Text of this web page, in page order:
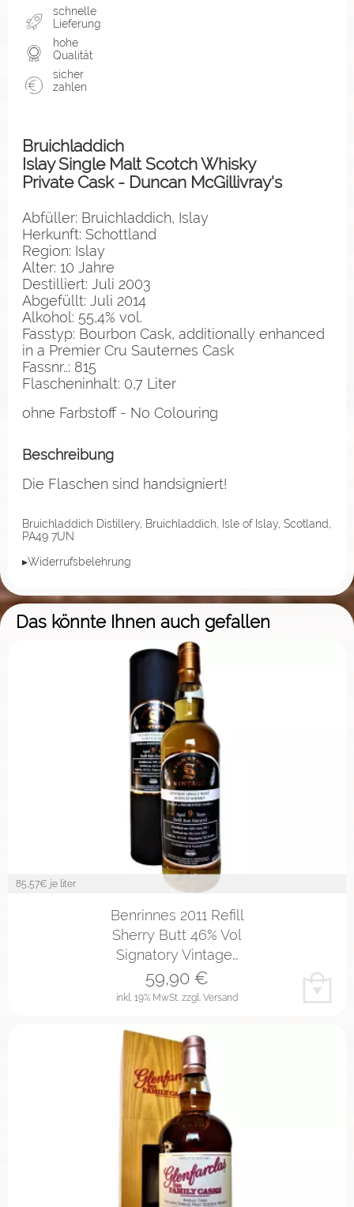
schnelle
Lieferung
hohe
Qualität
sicher
zahlen
Bruichladdich
Islay Single Malt Scotch Whisky
Private Cask - Duncan McGillivray's
Abfüller: Bruichladdich, Islay
Herkunft: Schottland
Region: Islay
Alter: 10 Jahre
Destilliert: Juli 2003
Abgefüllt: Juli 2014
Alkohol: 55,4% vol.
Fasstyp: Bourbon Cask, additionally enhanced
in a Premier Cru Sauternes Cask
Fassnr..: 815
Flascheninhalt: 0,7 Liter
ohne Farbstoff - No Colouring
Beschreibung
Die Flaschen sind handsigniert!
Bruichladdich Distillery, Bruichladdich, Isle of Islay, Scotland,
PA49 7UN
▸Widerrufsbelehrung
Das könnte Ihnen auch gefallen
85,57€ je liter
Benrinnes 2011 Refill
Sherry Butt 46% Vol
Signatory Vintage…
inkl. 19% MwSt. zzgl. Versand
59,90 €